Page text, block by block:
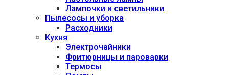
Лампочки и светильники
Пылесосы и уборка
Расходники
Кухня
Электрочайники
Фритюрницы и пароварки
Термосы